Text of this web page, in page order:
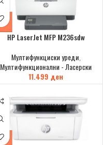
HP LaserJet MFP M236sdw
Мултифункциски уреди
Мултифункционални - Ласерски
11.499 ден